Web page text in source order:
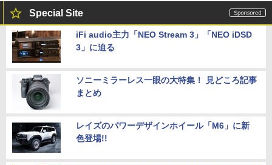
Special Site
iFi audio主力「NEO Stream 3」「NEO iDSD
3」に迫る
ソニーミラーレス一眼の大特集！ 見どころ記事
まとめ
レイズのパワーデザインホイール「M6」に新
色登場!!